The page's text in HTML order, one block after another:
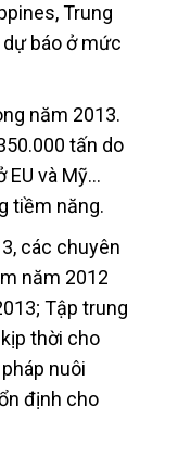
Trung
báo ở mức
năm 2013.
tấn do
EU và Mỹ…
tiềm năng.
các chuyên
năm 2012
Tập trung
thời cho
nuôi
định cho